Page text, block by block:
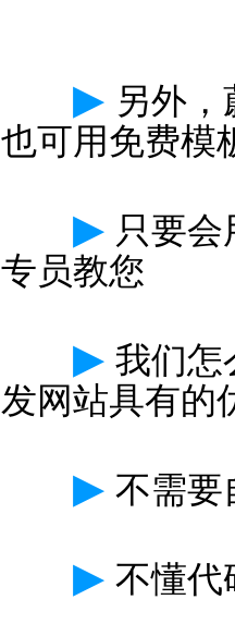
▶ 另外
也可用免费模
▶ 只要
专员教您
▶ 我们怎
发网站具有的
▶ 不需要
▶ 不懂代